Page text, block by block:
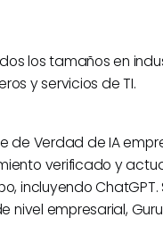
los tamaños en
y servicios de TI.
de Verdad de IA
verificado y
incluyendo ChatGPT.
nivel empresarial,